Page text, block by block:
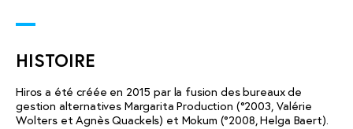
HISTOIRE
Hiros a été créée en 2015 par la fusion des bureaux de
gestion alternatives Margarita Production (°2003, Valérie
Wolters et Agnès Quackels) et Mokum (°2008, Helga Baert).